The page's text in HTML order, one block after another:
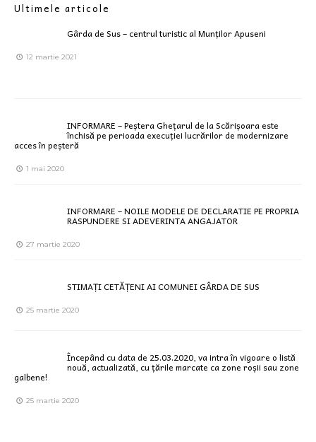
Ultimele articole
Gârda de Sus – centrul turistic al Munților Apuseni
12 martie 2021
INFORMARE – Peștera Ghețarul de la Scărișoara este
închisă pe perioada execuției lucrărilor de modernizare
acces în peșteră
1 mai 2020
INFORMARE – NOILE MODELE DE DECLARATIE PE PROPRIA
RASPUNDERE SI ADEVERINTA ANGAJATOR
27 martie 2020
STIMAȚI CETĂȚENI AI COMUNEI GÂRDA DE SUS
25 martie 2020
Începând cu data de 25.03.2020, va intra în vigoare o listă
nouă, actualizată, cu țările marcate ca zone roșii sau zone
galbene!
25 martie 2020